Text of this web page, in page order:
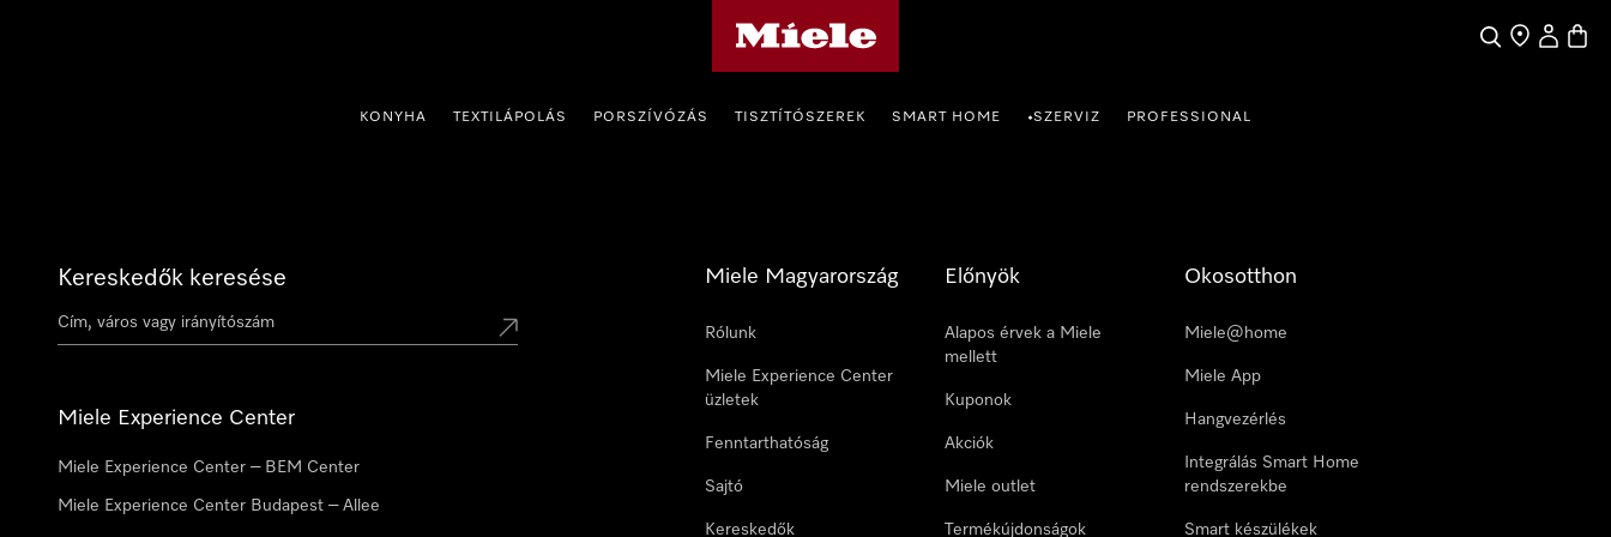
KeresesÜzletkereső
Saját profil
KONYHA TEXTILÁPOLÁS PORSZÍVÓZÁS TISZTÍTÓSZEREK SMART HOME •SZERVIZ PROFESSIONAL
Kereskedők keresése
Miele Experience Center
Miele Experience Center – BEM Center
Miele Experience Center Budapest – Allee
Miele Magyarország
Rólunk
Miele Experience Center
üzletek
Fenntarthatóság
Sajtó
Kereskedők
Előnyök
Alapos érvek a Miele
mellett
Kuponok
Akciók
Miele outlet
Termékújdonságok
Okosotthon
Miele@home
Miele App
Hangvezérlés
Integrálás Smart Home
rendszerekbe
Smart készülékek